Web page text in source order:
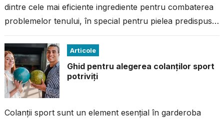
dintre cele mai eficiente ingrediente pentru combaterea
problemelor tenului, în special pentru pielea predispusă
Articole
Ghid pentru alegerea colanților sport
potriviți
Colanții sport sunt un element esențial în garderoba